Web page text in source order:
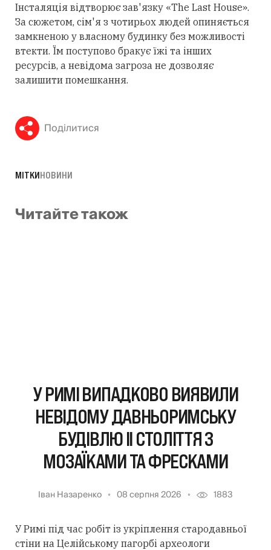
Інсталяція відтворює зав'язку «The Last House».
За сюжетом, сім'я з чотирьох людей опиняється
замкненою у власному будинку без можливості
втекти. Їм поступово бракує їжі та інших
ресурсів, а невідома загроза не дозволяє
залишити помешкання.
Поділитися
МІТКИНОВИНИ
Читайте також
У РИМІ ВИПАДКОВО ВИЯВИЛИ
НЕВІДОМУ ДАВНЬОРИМСЬКУ
БУДІВЛЮ II СТОЛІТТЯ З
МОЗАЇКАМИ ТА ФРЕСКАМИ
Іван Назаренко 08 серпня 2026 1883
У Римі під час робіт із укріплення стародавньої
стіни на Целійському пагорбі археологи